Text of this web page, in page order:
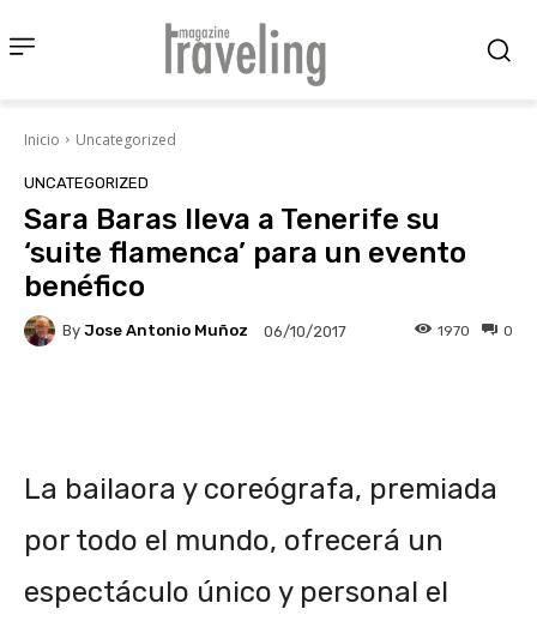
Inicio Uncategorized
UNCATEGORIZED
Sara Baras lleva a Tenerife su
‘suite flamenca’ para un evento
benéfico
By Jose Antonio Muñoz 06/10/2017 0
1970
La bailaora y coreógrafa, premiada
por todo el mundo, ofrecerá un
espectáculo único y personal el